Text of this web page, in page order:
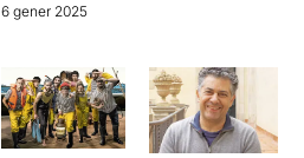
6 gener 2025